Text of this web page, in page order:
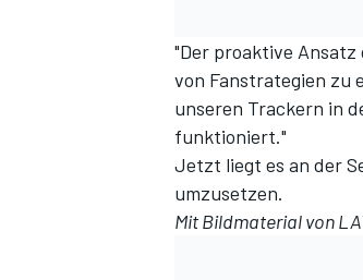
"Der proaktive Ansatz
von Fanstrategien zu
unseren Trackern in
funktioniert."
Jetzt liegt es an der
umzusetzen.
Mit Bildmaterial von